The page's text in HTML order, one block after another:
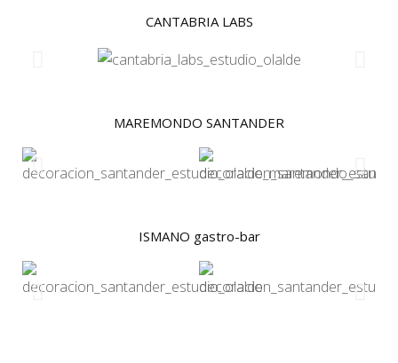
CANTABRIA LABS​
MAREMONDO SANTANDER
ISMANO gastro-bar